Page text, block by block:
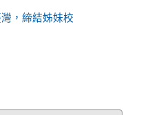
，締結姊妹校